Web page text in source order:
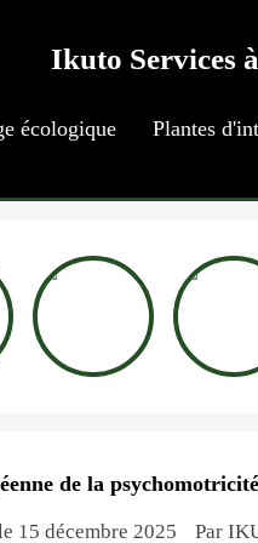
Ikuto Services
écologique Plantes
de la psychomotricité
15 décembre 2025 Par